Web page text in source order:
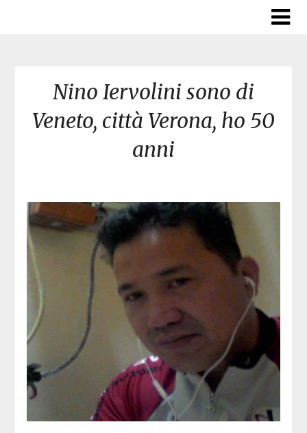
Nino Iervolini sono di
Veneto, città Verona, ho 50
anni